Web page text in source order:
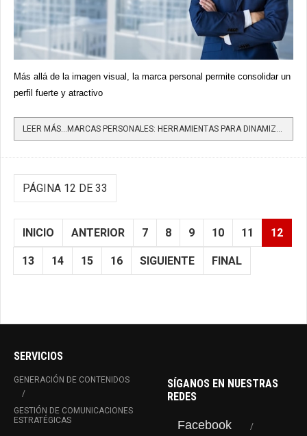
Más allá de la imagen visual, la marca personal permite consolidar un
perfil fuerte y atractivo
PÁGINA 12 DE 33
INICIO ANTERIOR 7 8 9 10 11 12
13 14 15 16 SIGUIENTE FINAL
SERVICIOS
GENERACIÓN DE CONTENIDOS
GESTIÓN DE COMUNICACIONES
ESTRATÉGICAS
SÍGANOS EN NUESTRAS
REDES
Facebook